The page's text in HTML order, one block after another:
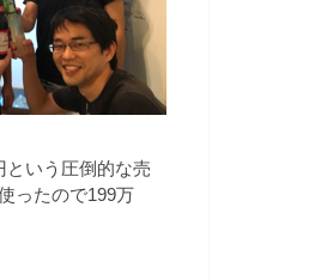
という圧倒的な売
ったので199万